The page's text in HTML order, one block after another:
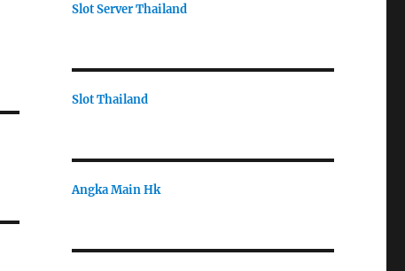
Slot Server Thailand
Slot Thailand
Angka Main Hk